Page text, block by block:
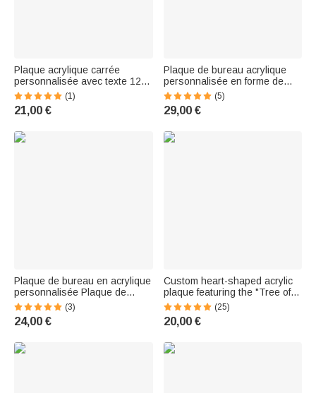
Plaque acrylique carrée
personnalisée avec texte 12
photos Collage Cadeau
d'anniversaire pour amis
Famille
(1)
21,00 €
Plaque de bureau acrylique
personnalisée en forme de
dessin animé avec nom
Cadeau d'anniversaire pour
employé de bureau
(5)
29,00 €
Plaque de bureau en acrylique
personnalisée Plaque de
bureau Décoration du lieu de
travail Cadeau d'affaires pour
enseignant Collègue Ami
(3)
24,00 €
Custom heart-shaped acrylic
plaque featuring the "Tree of
Life" design with seaglass-
inspired birds and first names
– Office decor, birthday gift for
(25)
20,00 €